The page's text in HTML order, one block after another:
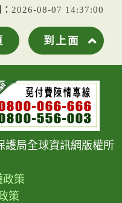
2026-08-07 14:37:00
到上面
護局全球資訊網版權所
政策
策